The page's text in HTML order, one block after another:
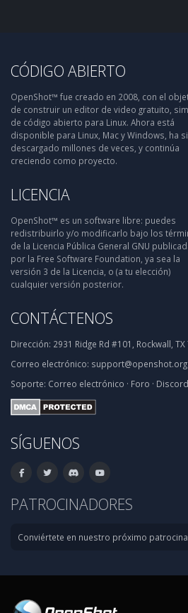
CÓDIGO ABIERTO
OpenShot™ fue creado en 2008, con el
de construir un editor de video gratuito,
de código abierto para Linux. Ahora está
disponible para Linux, Mac y Windows, ha
descargado millones de veces, y continúa
creciendo como proyecto.
LICENCIA
OpenShot™ es un software libre: puedes
redistribuirlo y/o modificarlo bajo los
de la Licencia Pública General GNU
por la Free Software Foundation, ya sea la
versión 3 de la Licencia, o (a tu elección)
cualquier versión posterior.
CONTÁCTENOS
Dirección: 2931 Ridge Rd #101, Rockwall,
Correo electrónico: support@openshot.org
Soporte: Correo electrónico · Foro · Discord
SÍGUENOS
PATROCINADORES
Conviértete en nuestro próximo